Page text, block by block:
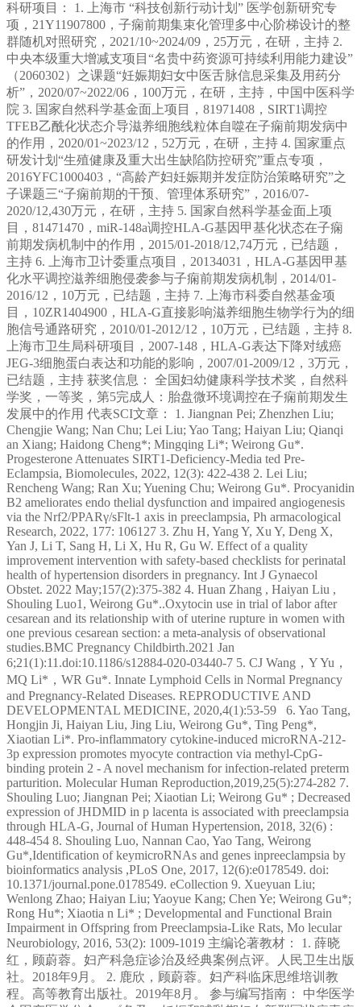
科研项目： 1. 上海市 “科技创新行动计划” 医学创新研究专
项，21Y11907800，子痫前期集束化管理多中心阶梯设计的整
群随机对照研究，2021/10~2024/09，25万元，在研，主持 2.
中央本级重大增减支项目“名贵中药资源可持续利用能力建设”
（2060302）之课题“妊娠期妇女中医舌脉信息采集及用药分
析”，2020/07~2022/06，100万元，在研，主持，中国中医科学
院 3. 国家自然科学基金面上项目，81971408，SIRT1调控
TFEB乙酰化状态介导滋养细胞线粒体自噬在子痫前期发病中
的作用，2020/01~2023/12，52万元，在研，主持 4. 国家重点
研发计划“生殖健康及重大出生缺陷防控研究”重点专项，
2016YFC1000403，“高龄产妇妊娠期并发症防治策略研究”之
子课题三“子痫前期的干预、管理体系研究”，2016/07-
2020/12,430万元，在研，主持 5. 国家自然科学基金面上项
目，81471470，miR-148a调控HLA-G基因甲基化状态在子痫
前期发病机制中的作用，2015/01-2018/12,74万元，已结题，
主持 6. 上海市卫计委重点项目，20134031，HLA-G基因甲基
化水平调控滋养细胞侵袭参与子痫前期发病机制，2014/01-
2016/12，10万元，已结题，主持 7. 上海市科委自然基金项
目，10ZR1404900，HLA-G直接影响滋养细胞生物学行为的细
胞信号通路研究，2010/01-2012/12，10万元，已结题，主持 8.
上海市卫生局科研项目，2007-148，HLA-G表达下降对绒癌
JEG-3细胞蛋白表达和功能的影响，2007/01-2009/12，3万元，
已结题，主持 获奖信息： 全国妇幼健康科学技术奖，自然科
学奖，一等奖，第5完成人：胎盘微环境调控在子痫前期发生
发展中的作用 代表SCI文章： 1. Jiangnan Pei; Zhenzhen Liu;
Chengjie Wang; Nan Chu; Lei Liu; Yao Tang; Haiyan Liu; Qianqi
an Xiang; Haidong Cheng*; Mingqing Li*; Weirong Gu*.
Progesterone Attenuates SIRT1-Deficiency-Media ted Pre-
Eclampsia, Biomolecules, 2022, 12(3): 422-438 2. Lei Liu;
Rencheng Wang; Ran Xu; Yuening Chu; Weirong Gu*. Procyanidin
B2 ameliorates endo thelial dysfunction and impaired angiogenesis
via the Nrf2/PPARγ/sFlt-1 axis in preeclampsia, Ph armacological
Research, 2022, 177: 106127 3. Zhu H, Yang Y, Xu Y, Deng X,
Yan J, Li T, Sang H, Li X, Hu R, Gu W. Effect of a quality
improvement intervention with safety-based checklists for perinatal
health of hypertension disorders in pregnancy. Int J Gynaecol
Obstet. 2022 May;157(2):375-382 4. Huan Zhang , Haiyan Liu ,
Shouling Luo1, Weirong Gu*..Oxytocin use in trial of labor after
cesarean and its relationship with of uterine rupture in women with
one previous cesarean section: a meta-analysis of observational
studies.BMC Pregnancy Childbirth.2021 Jan
6;21(1):11.doi:10.1186/s12884-020-03440-7 5. CJ Wang，Y Yu，
MQ Li*，WR Gu*. Innate Lymphoid Cells in Normal Pregnancy
and Pregnancy‑Related Diseases. REPRODUCTIVE AND
DEVELOPMENTAL MEDICINE, 2020,4(1):53-59 6. Yao Tang,
Hongjin Ji, Haiyan Liu, Jing Liu, Weirong Gu*, Ting Peng*,
Xiaotian Li*. Pro-inflammatory cytokine-induced microRNA-212-
3p expression promotes myocyte contraction via methyl-CpG-
binding protein 2 - A novel mechanism for infection-related preterm
parturition. Molecular Human Reproduction,2019,25(5):274-282 7.
Shouling Luo; Jiangnan Pei; Xiaotian Li; Weirong Gu* ; Decreased
expression of JHDMID in p lacenta is associated with preeclampsia
through HLA-G, Journal of Human Hypertension, 2018, 32(6) :
448-454 8. Shouling Luo, Nannan Cao, Yao Tang, Weirong
Gu*,Identification of keymicroRNAs and genes inpreeclampsia by
bioinformatics analysis ,PLoS One, 2017, 12(6):e0178549. doi:
10.1371/journal.pone.0178549. eCollection 9. Xueyuan Liu;
Wenlong Zhao; Haiyan Liu; Yaoyue Kang; Chen Ye; Weirong Gu*;
Rong Hu*; Xiaotia n Li* ; Developmental and Functional Brain
Impairment in Offspring from Preeclampsia-Like Rats, Mo lecular
Neurobiology, 2016, 53(2): 1009-1019 主编论著教材： 1. 薛晓
红，顾蔚蓉。妇产科急症诊治及经典案例点评。人民卫生出版
社。2018年9月。 2. 鹿欣，顾蔚蓉。妇产科临床思维培训教
程。高等教育出版社。2019年8月。 参与编写指南： 中华医学